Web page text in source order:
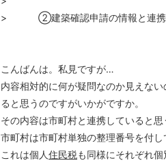
> ②建築確認申請の情報と連携
こんばんは。私見ですが…
内容相対的に何が疑問なのか見えな
ると思うのですがいかがですか。
その内容は市町村と連携していると思
市町村は市町村単独の整理番号を付し
これは個人住民税も同様にそれぞれ